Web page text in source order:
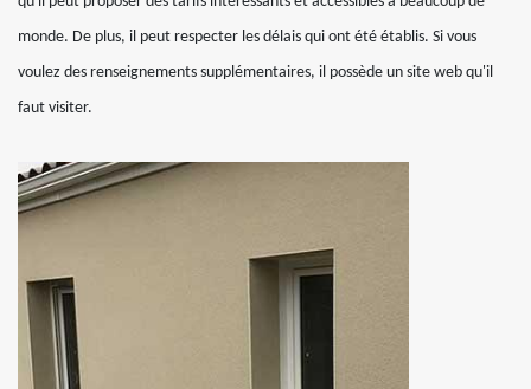
monde. De plus, il peut respecter les délais qui ont été établis. Si vous
voulez des renseignements supplémentaires, il possède un site web qu'il
faut visiter.